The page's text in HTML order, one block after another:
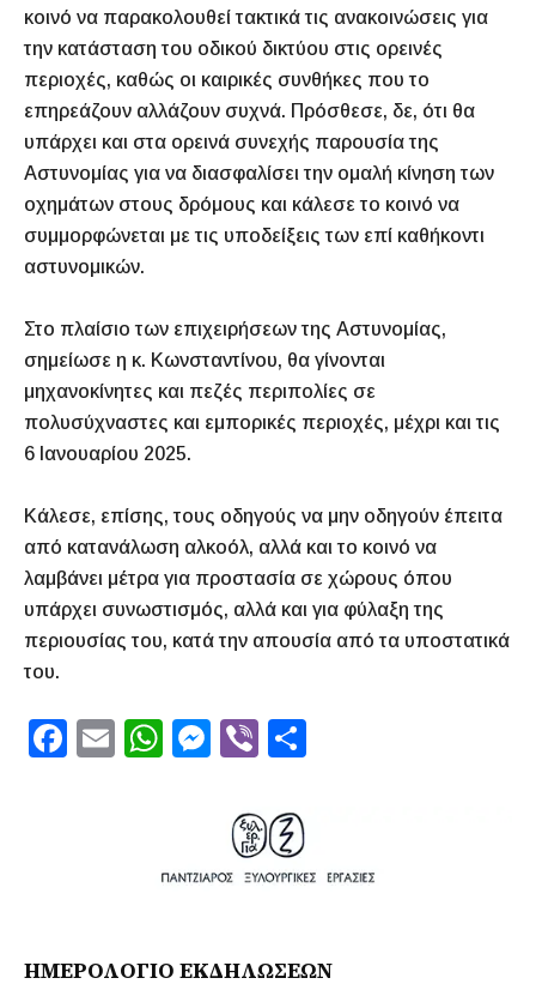
κοινό να παρακολουθεί τακτικά τις ανακοινώσεις για
την κατάσταση του οδικού δικτύου στις ορεινές
περιοχές, καθώς οι καιρικές συνθήκες που το
επηρεάζουν αλλάζουν συχνά. Πρόσθεσε, δε, ότι θα
υπάρχει και στα ορεινά συνεχής παρουσία της
Αστυνομίας για να διασφαλίσει την ομαλή κίνηση των
οχημάτων στους δρόμους και κάλεσε το κοινό να
συμμορφώνεται με τις υποδείξεις των επί καθήκοντι
αστυνομικών.
Στο πλαίσιο των επιχειρήσεων της Αστυνομίας,
σημείωσε η κ. Κωνσταντίνου, θα γίνονται
μηχανοκίνητες και πεζές περιπολίες σε
πολυσύχναστες και εμπορικές περιοχές, μέχρι και τις
6 Ιανουαρίου 2025.
Κάλεσε, επίσης, τους οδηγούς να μην οδηγούν έπειτα
από κατανάλωση αλκοόλ, αλλά και το κοινό να
λαμβάνει μέτρα για προστασία σε χώρους όπου
υπάρχει συνωστισμός, αλλά και για φύλαξη της
περιουσίας του, κατά την απουσία από τα υποστατικά
του.
F
o
E
W
A
p
M
e
g
Vi
er
ΗΜΕΡΟΛΟΓΙΟ ΕΚΔΗΛΩΣΕΩΝ